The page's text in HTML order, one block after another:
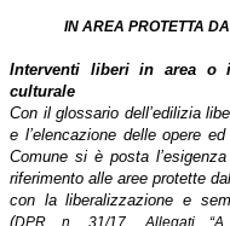
IN AREA PROTETTA
Interventi liberi in area o
culturale
Con il glossario dell’edilizia
e l’elencazione delle opere
Comune si è posta
riferimento alle aree protette
con la liberalizzazione e
(DPR n. 31/17. Allegati